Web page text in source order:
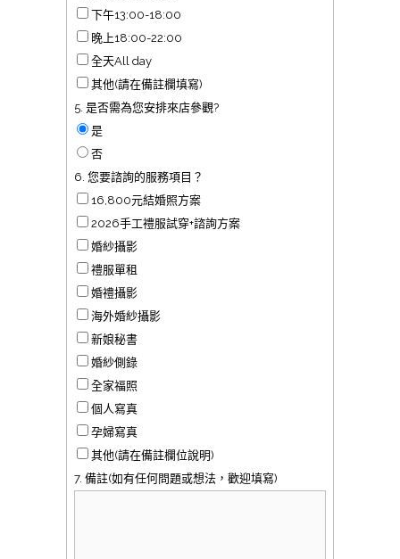
下午13:00-18:00
晚上18:00-22:00
全天All day
其他(請在備註欄填寫)
5. 是否需為您安排來店參觀?
是
否
6. 您要諮詢的服務項目？
16,800元結婚照方案
2026手工禮服試穿+諮詢方案
婚紗攝影
禮服單租
婚禮攝影
海外婚紗攝影
新娘秘書
婚紗側錄
全家福照
個人寫真
孕婦寫真
其他(請在備註欄位說明)
7. 備註(如有任何問題或想法，歡迎填寫)